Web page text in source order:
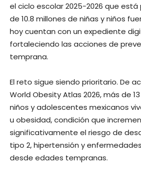
el ciclo escolar 2025-2026 que está
de 10.8 millones de niñas y niños
hoy cuentan con un expediente
fortaleciendo las acciones de
temprana.
El reto sigue siendo prioritario. De
World Obesity Atlas 2026, más de
niños y adolescentes mexicanos
u obesidad, condición que
significativamente el riesgo de
tipo 2, hipertensión y
desde edades tempranas.